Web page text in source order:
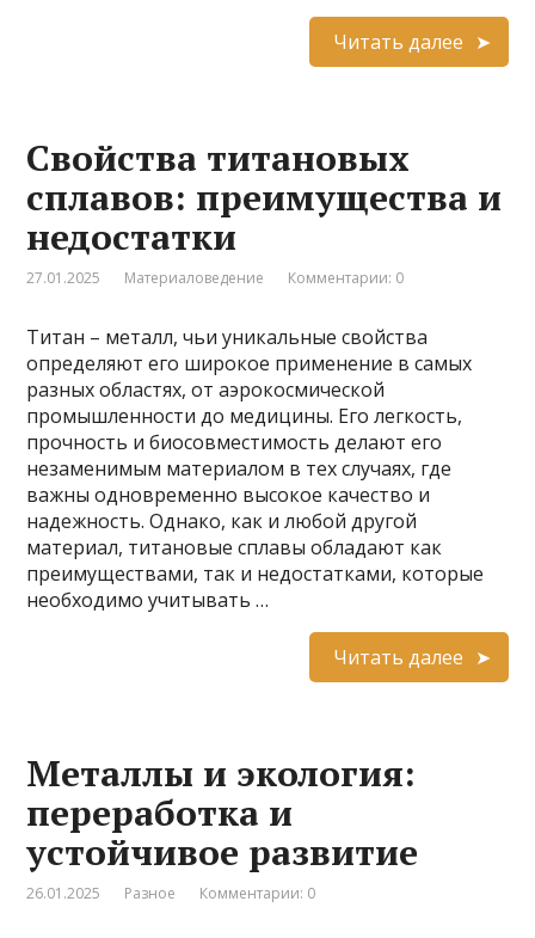
Читать далее
Свойства титановых
сплавов: преимущества и
недостатки
27.01.2025 Материаловедение Комментарии: 0
Титан – металл, чьи уникальные свойства
определяют его широкое применение в самых
разных областях, от аэрокосмической
промышленности до медицины. Его легкость,
прочность и биосовместимость делают его
незаменимым материалом в тех случаях, где
важны одновременно высокое качество и
надежность. Однако, как и любой другой
материал, титановые сплавы обладают как
преимуществами, так и недостатками, которые
необходимо учитывать …
Читать далее
Металлы и экология:
переработка и
устойчивое развитие
26.01.2025 Разное Комментарии: 0